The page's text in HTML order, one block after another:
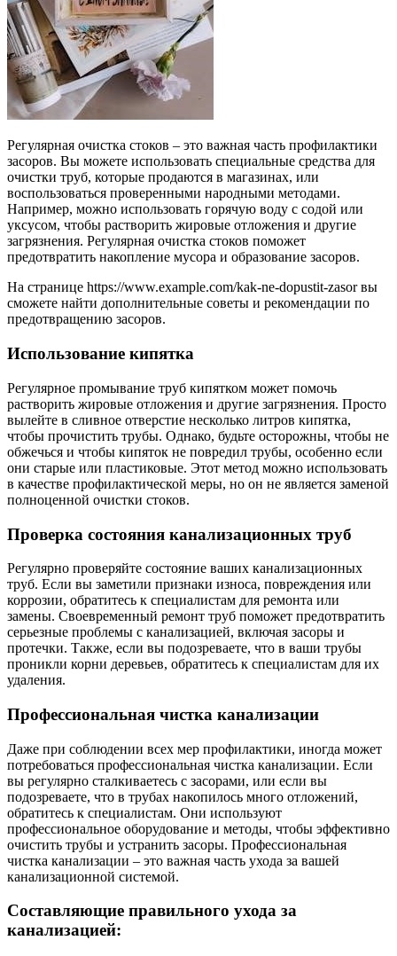
Регулярная очистка стоков – это важная часть профилактики
засоров. Вы можете использовать специальные средства для
очистки труб, которые продаются в магазинах, или
воспользоваться проверенными народными методами.
Например, можно использовать горячую воду с содой или
уксусом, чтобы растворить жировые отложения и другие
загрязнения. Регулярная очистка стоков поможет
предотвратить накопление мусора и образование засоров.
На странице https://www.example.com/kak-ne-dopustit-zasor вы
сможете найти дополнительные советы и рекомендации по
предотвращению засоров.
Использование кипятка
Регулярное промывание труб кипятком может помочь
растворить жировые отложения и другие загрязнения. Просто
вылейте в сливное отверстие несколько литров кипятка,
чтобы прочистить трубы. Однако, будьте осторожны, чтобы не
обжечься и чтобы кипяток не повредил трубы, особенно если
они старые или пластиковые. Этот метод можно использовать
в качестве профилактической меры, но он не является заменой
полноценной очистки стоков.
Проверка состояния канализационных труб
Регулярно проверяйте состояние ваших канализационных
труб. Если вы заметили признаки износа, повреждения или
коррозии, обратитесь к специалистам для ремонта или
замены. Своевременный ремонт труб поможет предотвратить
серьезные проблемы с канализацией, включая засоры и
протечки. Также, если вы подозреваете, что в ваши трубы
проникли корни деревьев, обратитесь к специалистам для их
удаления.
Профессиональная чистка канализации
Даже при соблюдении всех мер профилактики, иногда может
потребоваться профессиональная чистка канализации. Если
вы регулярно сталкиваетесь с засорами, или если вы
подозреваете, что в трубах накопилось много отложений,
обратитесь к специалистам. Они используют
профессиональное оборудование и методы, чтобы эффективно
очистить трубы и устранить засоры. Профессиональная
чистка канализации – это важная часть ухода за вашей
канализационной системой.
Составляющие правильного ухода за
канализацией: